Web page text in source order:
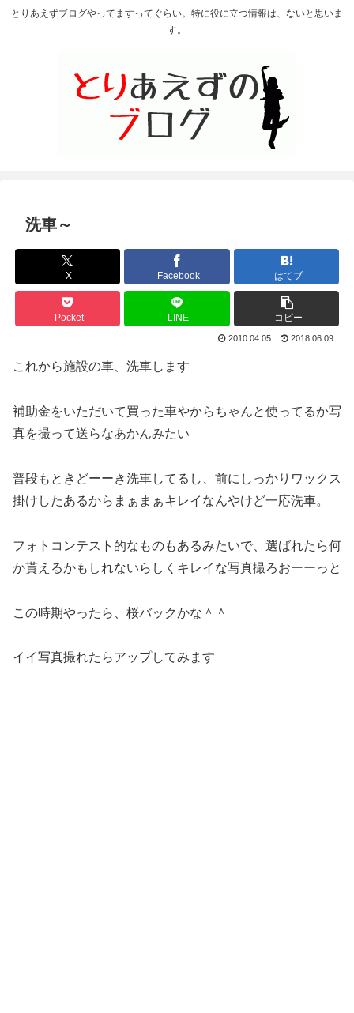
とりあえずブログやってますってぐらい。特に役に立つ情報は、ないと思いま
す。
洗車～
X Facebook はてブ
Pocket LINE コピー
2010.04.05 2018.06.09
これから施設の車、洗車します
補助金をいただいて買った車やからちゃんと使ってるか写
真を撮って送らなあかんみたい
普段もときどーーき洗車してるし、前にしっかりワックス
掛けしたあるからまぁまぁキレイなんやけど一応洗車。
フォトコンテスト的なものもあるみたいで、選ばれたら何
か貰えるかもしれないらしくキレイな写真撮ろおーーっと
この時期やったら、桜バックかな＾＾
イイ写真撮れたらアップしてみます